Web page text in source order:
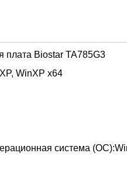
плата Biostar TA785G3
WinXP x64
система